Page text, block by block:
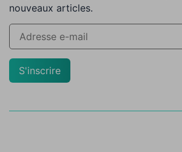
nouveaux articles.
S'inscrire